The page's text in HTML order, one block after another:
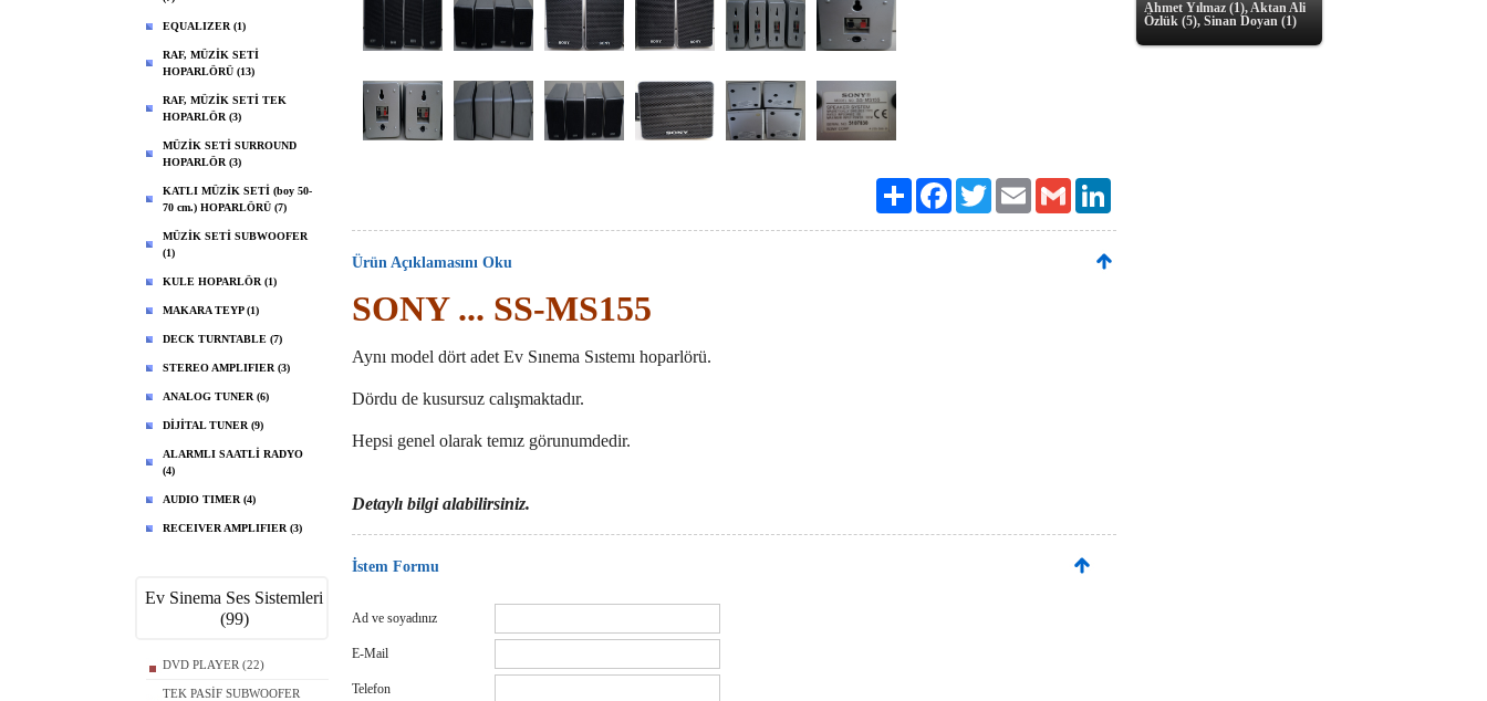
EQUALIZER (1)
RAF, MÜZİK SETİ
HOPARLÖRÜ (13)
RAF, MÜZİK SETİ TEK
HOPARLÖR (3)
MÜZİK SETİ SURROUND
HOPARLÖR (3)
KATLI MÜZİK SETİ (boy 50-
70 cm.) HOPARLÖRÜ (7)
MÜZİK SETİ SUBWOOFER
(1)
KULE HOPARLÖR (1)
MAKARA TEYP (1)
DECK TURNTABLE (7)
STEREO AMPLIFIER (3)
ANALOG TUNER (6)
DİJİTAL TUNER (9)
ALARMLI SAATLİ RADYO
(4)
AUDIO TIMER (4)
RECEIVER AMPLIFIER (3)
Ev Sinema Ses Sistemleri
(99)
DVD PLAYER (22)
TEK PASİF SUBWOOFER
Paylaş FacebookTwitter Email Gmail
Ürün Açıklamasını Oku
SONY ... SS-MS155
Aynı model dört adet Ev Sınema Sıstemı hoparlörü.
Dördu de kusursuz calışmaktadır.
Hepsi genel olarak temız görunumdedir.
Detaylı bilgi alabilirsiniz.
İstem Formu
Ad ve soyadınız
E-Mail
Telefon
Ahmet Yılmaz (1), Aktan Ali
Özlük (5), Sinan Doyan (1)